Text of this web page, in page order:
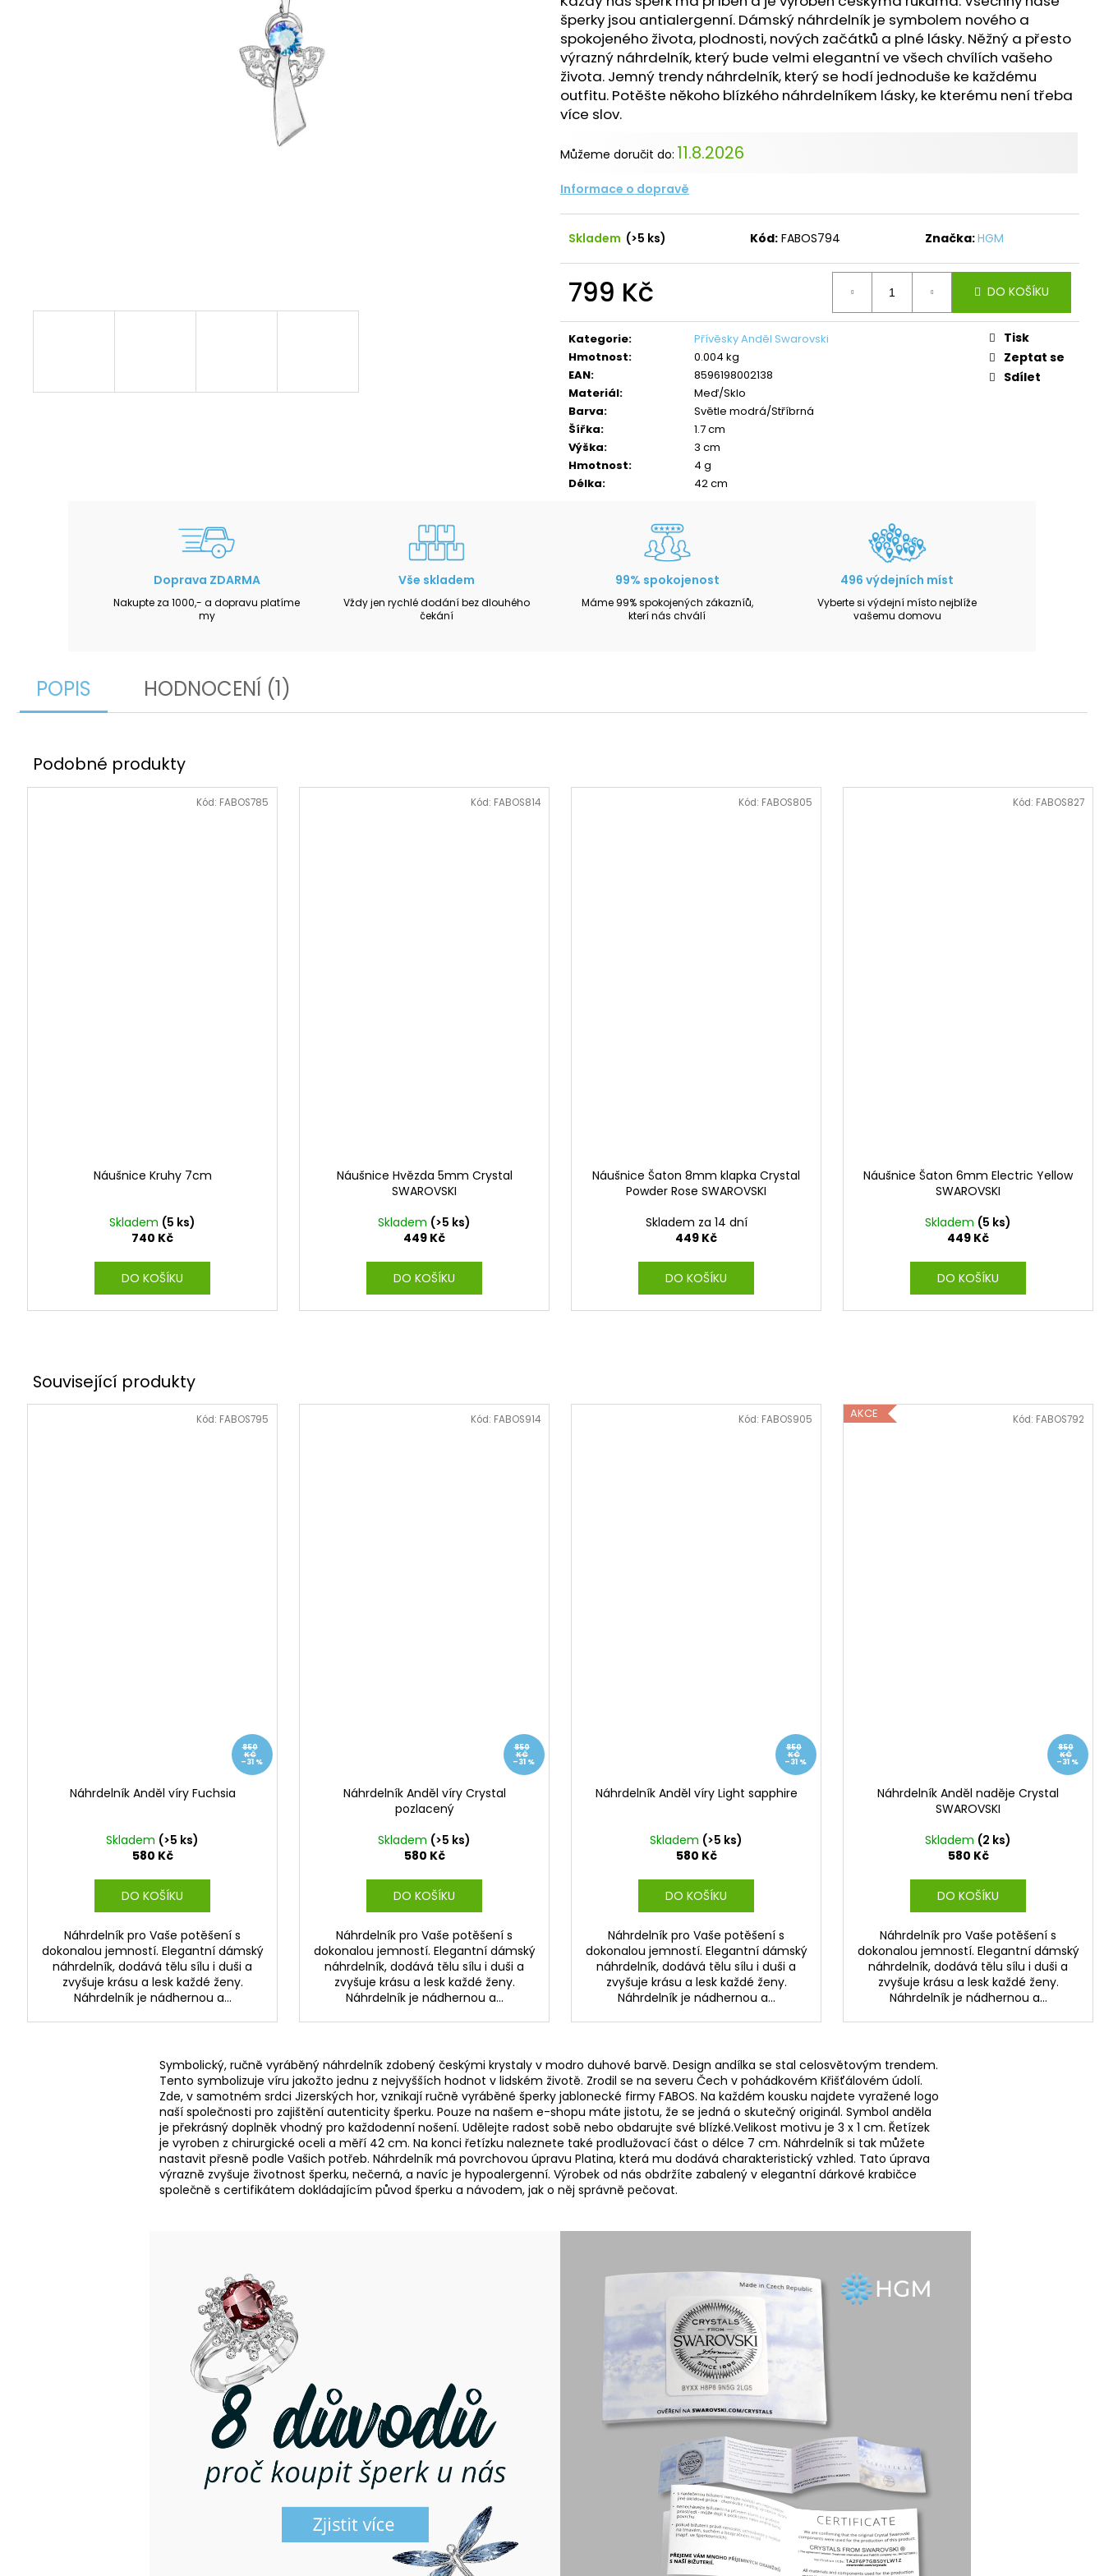
šperky jsou antialergenní. Dámský náhrdelník je symbolem nového a
spokojeného života, plodnosti, nových začátků a plné lásky. Něžný a přesto
výrazný náhrdelník, který bude velmi elegantní ve všech chvílích vašeho
života. Jemný trendy náhrdelník, který se hodí jednoduše ke každému
outfitu. Potěšte někoho blízkého náhrdelníkem lásky, ke kterému není třeba
více slov.
Můžeme doručit do: 11.8.2026
Informace o dopravě
Skladem (>5 ks) Kód: FABOS794 Značka:HGM
799 Kč
cena:
DO KOŠÍKU
Kategorie:
Přívěsky Anděl Swarovski
Hmotnost:
0.004 kg
EAN:
8596198002138
Materiál:
Meď/Sklo
Barva:
Světle modrá/Stříbrná
Šířka:
1.7 cm
Výška:
3 cm
Hmotnost:
4 g
Délka: 42 cm
Tisk
Zeptat se
Sdílet
Doprava ZDARMA
Nakupte za 1000,- a dopravu platíme
my
Vše skladem
Vždy jen rychlé dodání bez dlouhého
čekání
99% spokojenost
Máme 99% spokojených zákazníů,
kterí nás chválí
496 výdejních míst
Vyberte si výdejní místo nejblíže
vašemu domovu
POPIS HODNOCENÍ (1)
Náušnice Kruhy 7cm
Skladem (5 ks)
740 Kč
DO KOŠÍKU
Kód: FABOS785
Náušnice Hvězda 5mm Crystal
SWAROVSKI
Skladem (>5 ks)
449 Kč
DO KOŠÍKU
Kód: FABOS814
Náušnice Šaton 8mm klapka Crystal
Powder Rose SWAROVSKI
Skladem za 14 dní
449 Kč
DO KOŠÍKU
Kód: FABOS805
Náušnice Šaton 6mm Electric Yellow
SWAROVSKI
Skladem (5 ks)
449 Kč
DO KOŠÍKU
Kód: FABOS827
850
KČ
–31 %
Náhrdelník Anděl víry Fuchsia
Skladem (>5 ks)
580 Kč
DO KOŠÍKU
Náhrdelník pro Vaše potěšení s
dokonalou jemností. Elegantní dámský
náhrdelník, dodává tělu sílu i duši a
zvyšuje krásu a lesk každé ženy.
Náhrdelník je nádhernou a...
Kód: FABOS795
850
KČ
–31 %
Náhrdelník Anděl víry Crystal
pozlacený
Skladem (>5 ks)
580 Kč
DO KOŠÍKU
Náhrdelník pro Vaše potěšení s
dokonalou jemností. Elegantní dámský
náhrdelník, dodává tělu sílu i duši a
zvyšuje krásu a lesk každé ženy.
Náhrdelník je nádhernou a...
Kód: FABOS914
850
KČ
–31 %
Náhrdelník Anděl víry Light sapphire
Skladem (>5 ks)
580 Kč
DO KOŠÍKU
Náhrdelník pro Vaše potěšení s
dokonalou jemností. Elegantní dámský
náhrdelník, dodává tělu sílu i duši a
zvyšuje krásu a lesk každé ženy.
Náhrdelník je nádhernou a...
Kód: FABOS905 AKCE
850
KČ
–31 %
Náhrdelník Anděl naděje Crystal
SWAROVSKI
Skladem (2 ks)
580 Kč
DO KOŠÍKU
Náhrdelník pro Vaše potěšení s
dokonalou jemností. Elegantní dámský
náhrdelník, dodává tělu sílu i duši a
zvyšuje krásu a lesk každé ženy.
Náhrdelník je nádhernou a...
Kód: FABOS792
Symbolický, ručně vyráběný náhrdelník zdobený českými krystaly v modro duhové barvě. Design andílka se stal celosvětovým trendem.
Tento symbolizuje víru jakožto jednu z nejvyšších hodnot v lidském životě. Zrodil se na severu Čech v pohádkovém Křišťálovém údolí.
Zde, v samotném srdci Jizerských hor, vznikají ručně vyráběné šperky jablonecké firmy FABOS. Na každém kousku najdete vyražené logo
naší společnosti pro zajištění autenticity šperku. Pouze na našem e-shopu máte jistotu, že se jedná o skutečný originál. Symbol anděla
je překrásný doplněk vhodný pro každodenní nošení. Udělejte radost sobě nebo obdarujte své blízké.Velikost motivu je 3 x 1 cm. Řetízek
je vyroben z chirurgické oceli a měří 42 cm. Na konci řetízku naleznete také prodlužovací část o délce 7 cm. Náhrdelník si tak můžete
nastavit přesně podle Vašich potřeb. Náhrdelník má povrchovou úpravu Platina, která mu dodává charakteristický vzhled. Tato úprava
výrazně zvyšuje životnost šperku, nečerná, a navíc je hypoalergenní. Výrobek od nás obdržíte zabalený v elegantní dárkové krabičce
společně s certifikátem dokládajícím původ šperku a návodem, jak o něj správně pečovat.
NÁHRDELNÍK KOLEČKO A HRUŠKY NÁHRDELNÍK ANDĚL ŠTĚSTÍ LIGHT
SAPPHIRE
420 Kč
Původně: 699 Kč